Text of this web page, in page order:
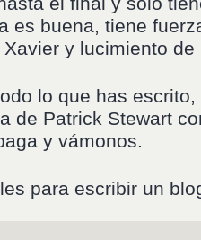
es buena, tiene
y lucimiento de
lo que has
de Patrick Stewart
y vámonos.
para escribir un